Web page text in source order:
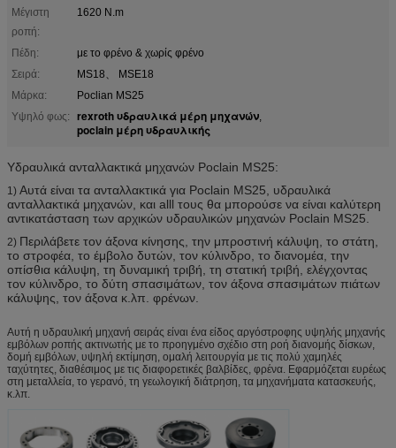
Μέγιστη
ροπή:
1620 N.m
Πέδη:
με το φρένο & χωρίς φρένο
Σειρά:
MS18、 MSE18
Μάρκα:
Poclian MS25
Υψηλό φως:
rexroth υδραυλικά μέρη μηχανών,
poclain μέρη υδραυλικής
Υδραυλικά ανταλλακτικά μηχανών Poclain MS25:
1) Αυτά είναι τα ανταλλακτικά για Poclain MS25, υδραυλικά
ανταλλακτικά μηχανών, και alll τους θα μπορούσε να είναι καλύτερη
αντικατάσταση των αρχικών υδραυλικών μηχανών Poclain MS25.
2) Περιλάβετε τον άξονα κίνησης, την μπροστινή κάλυψη, το στάτη,
το στροφέα, το έμβολο δυτών, τον κύλινδρο, το διανομέα, την
οπίσθια κάλυψη, τη δυναμική τριβή, τη στατική τριβή, ελέγχοντας
τον κύλινδρο, το δύτη σπασιμάτων, τον άξονα σπασιμάτων πιάτων
κάλυψης, τον άξονα κ.λπ. φρένων.
Αυτή η υδραυλική μηχανή σειράς είναι ένα είδος αργόστροφης υψηλής μηχανής
εμβόλων ροπής ακτινωτής με το προηγμένο σχέδιο στη ροή διανομής δίσκων,
δομή εμβόλων, υψηλή εκτίμηση, ομαλή λειτουργία με τις πολύ χαμηλές
ταχύτητες, διαθέσιμος με τις διαφορετικές βαλβίδες, φρένα. Εφαρμόζεται ευρέως
στη μεταλλεία, το γερανό, τη γεωλογική διάτρηση, τα μηχανήματα κατασκευής,
κ.λπ.